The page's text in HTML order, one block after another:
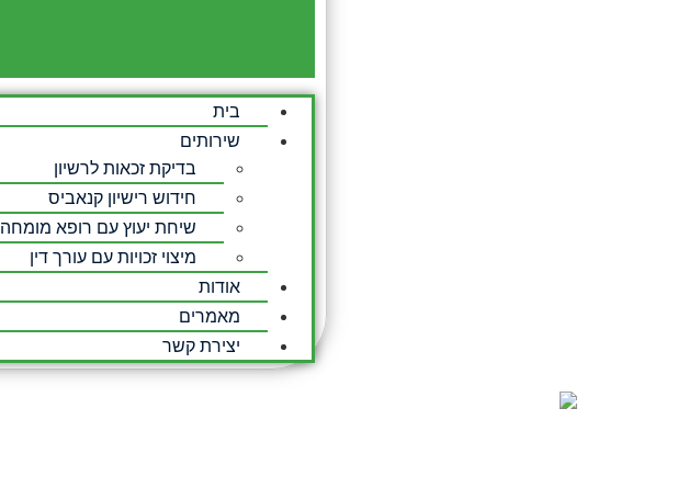
בית
שירותים
בדיקת זכאות לרשיון
חידוש רישיון קנאביס
שיחת יעוץ עם רופא מומחה
מיצוי זכויות עם עורך דין
אודות
מאמרים
יצירת קשר